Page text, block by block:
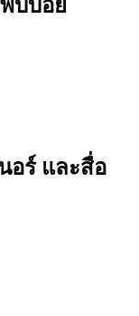
บบ่อย
อร์ และสื่อ